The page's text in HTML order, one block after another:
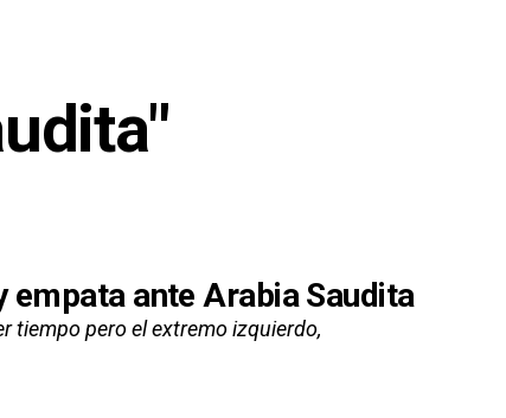
empata ante Arabia Saudita
tiempo pero el extremo izquierdo,